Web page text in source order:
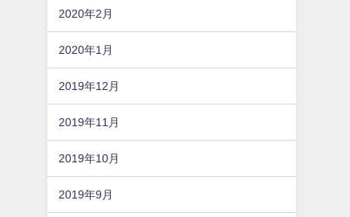
2020年2月
2020年1月
2019年12月
2019年11月
2019年10月
2019年9月